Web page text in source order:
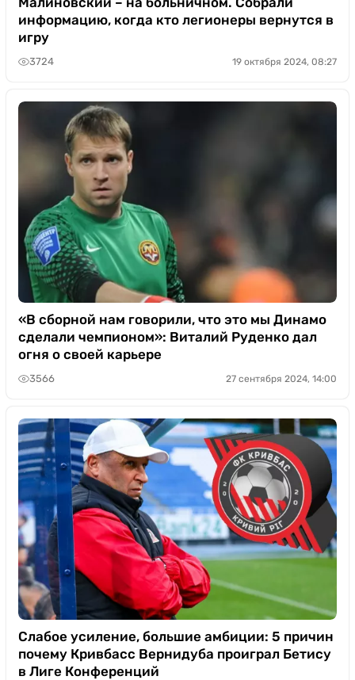
информацию, когда кто легионеры вернутся в
игру
3724 19 октября 2024, 08:27
«В сборной нам говорили, что это мы Динамо
сделали чемпионом»: Виталий Руденко дал
огня о своей карьере
3566 27 сентября 2024, 14:00
Слабое усиление, большие амбиции: 5 причин
почему Кривбасс Вернидуба проиграл Бетису
в Лиге Конференций